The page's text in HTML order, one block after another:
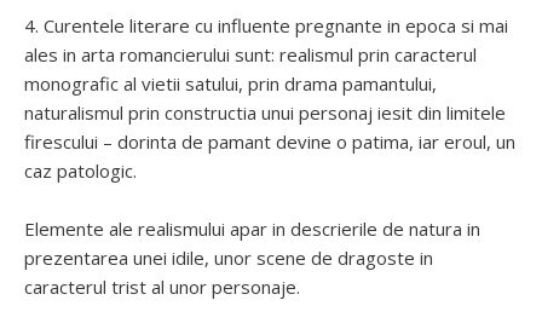
4. Curentele literare cu influente pregnante in epoca si mai
ales in arta romancierului sunt: realismul prin caracterul
monografic al vietii satului, prin drama pamantului,
naturalismul prin constructia unui personaj iesit din limitele
firescului – dorinta de pamant devine o patima, iar eroul, un
caz patologic.
Elemente ale realismului apar in descrierile de natura in
prezentarea unei idile, unor scene de dragoste in
caracterul trist al unor personaje.